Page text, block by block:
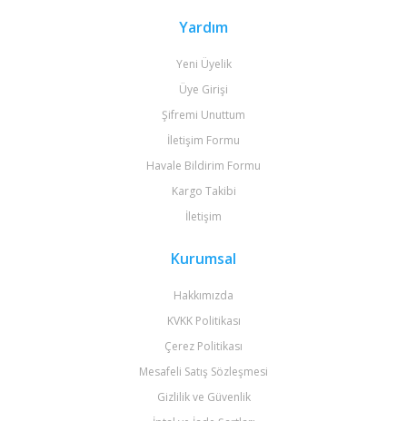
Yardım
Yeni Üyelik
Üye Girişi
Şifremi Unuttum
İletişim Formu
Havale Bildirim Formu
Kargo Takibi
İletişim
Kurumsal
Hakkımızda
KVKK Politikası
Çerez Politikası
Mesafeli Satış Sözleşmesi
Gizlilik ve Güvenlik